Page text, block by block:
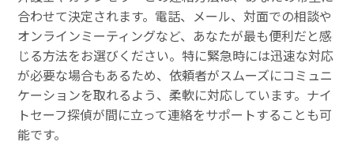
合わせて決定されます。電話、メール、対面での相談や
オンラインミーティングなど、あなたが最も便利だと感
じる方法をお選びください。特に緊急時には迅速な対応
が必要な場合もあるため、依頼者がスムーズにコミュニ
ケーションを取れるよう、柔軟に対応しています。ナイ
トセーフ探偵が間に立って連絡をサポートすることも可
能です。